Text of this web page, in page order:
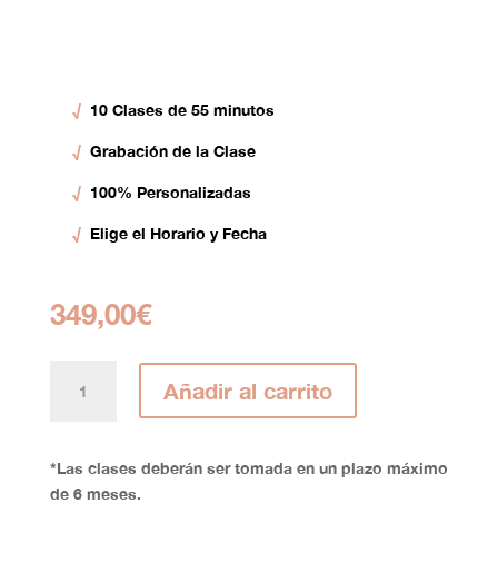
√ 10 Clases de 55 minutos
√ Grabación de la Clase
√ 100% Personalizadas
√ Elige el Horario y Fecha
349,00€
Clase
Añadir al carrito
*Las clases deberán ser tomada en un plazo máximo
de 6 meses.